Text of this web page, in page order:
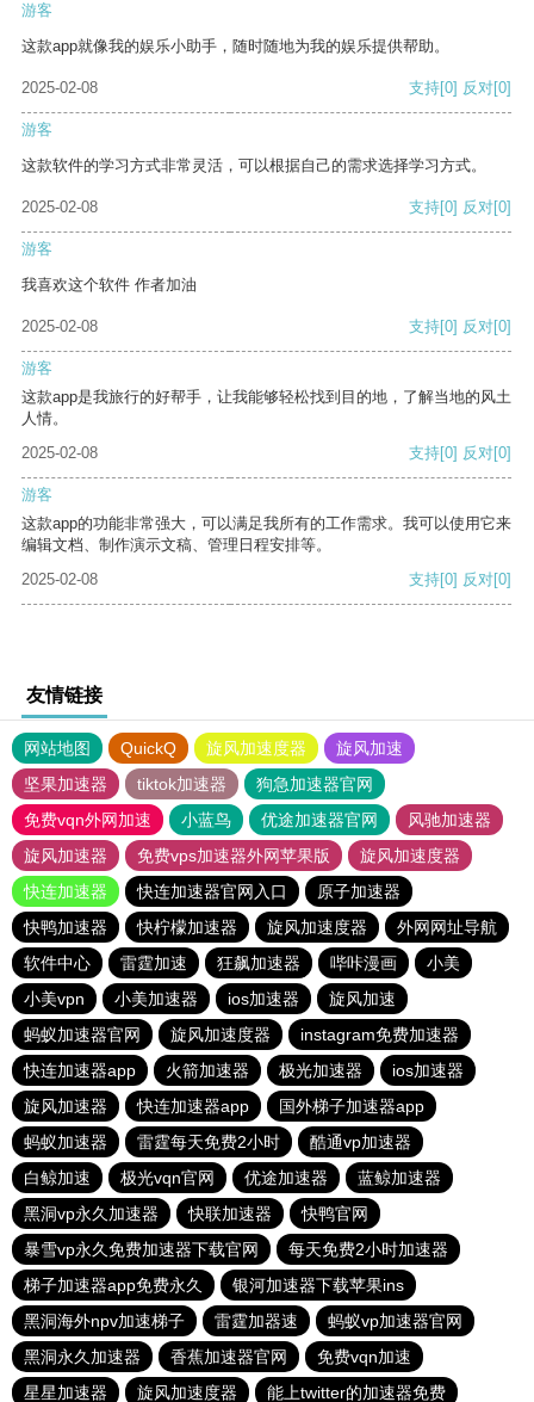
游客
这款app就像我的娱乐小助手，随时随地为我的娱乐提供帮助。
2025-02-08 支持[0] 反对[0]
游客
这款软件的学习方式非常灵活，可以根据自己的需求选择学习方式。
2025-02-08 支持[0] 反对[0]
游客
我喜欢这个软件 作者加油
2025-02-08 支持[0] 反对[0]
游客
这款app是我旅行的好帮手，让我能够轻松找到目的地，了解当地的风土
人情。
2025-02-08
支持[0] 反对[0]
游客
这款app的功能非常强大，可以满足我所有的工作需求。我可以使用它来
编辑文档、制作演示文稿、管理日程安排等。
2025-02-08
支持[0] 反对[0]
友情链接
网站地图 QuickQ 旋风加速度器
旋风加速
坚果加速器
tiktok加速器
狗急加速器官网
免费vqn外网加速
小蓝鸟 优途加速器官网
风驰加速器
旋风加速器
免费vps加速器外网苹果版
旋风加速度器
快连加速器
快连加速器官网入口
原子加速器
快鸭加速器
快柠檬加速器 旋风加速度器
外网网址导航
软件中心
雷霆加速 狂飙加速器 哔咔漫画
小美
小美vpn
小美加速器 ios加速器
旋风加速
蚂蚁加速器官网
旋风加速度器
instagram免费加速器
快连加速器app
火箭加速器 极光加速器
ios加速器
旋风加速器
快连加速器app
国外梯子加速器app
蚂蚁加速器
雷霆每天免费2小时
酷通vp加速器
白鲸加速
极光vqn官网 优途加速器
蓝鲸加速器
黑洞vp永久加速器
快联加速器
快鸭官网
暴雪vp永久免费加速器下载官网
每天免费2小时加速器
梯子加速器app免费永久
银河加速器下载苹果ins
黑洞海外npv加速梯子
雷霆加器速
蚂蚁vp加速器官网
黑洞永久加速器
香蕉加速器官网
免费vqn加速
星星加速器
旋风加速度器 能上twitter的加速器免费